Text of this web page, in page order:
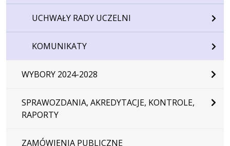
UCHWAŁY RADY UCZELNI
KOMUNIKATY
WYBORY 2024-2028
SPRAWOZDANIA, AKREDYTACJE, KONTROLE,
RAPORTY
ZAMÓWIENIA PUBLICZNE